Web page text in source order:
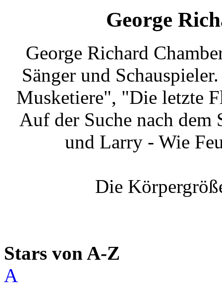
George
George Richard
Sänger und
Musketiere", "Die letzte
Auf der Suche nach
und Larry - Wie
Die
Stars von A-Z
A